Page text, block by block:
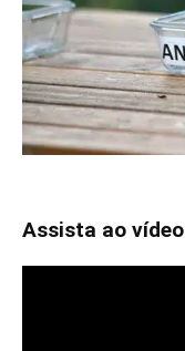
Assista ao vídeo